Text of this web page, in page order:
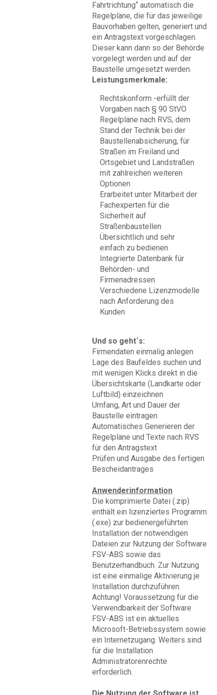
Fahrtrichtung“ automatisch die
Regelpläne, die für das jeweilige
Bauvorhaben gelten, generiert und
ein Antragstext vorgeschlagen.
Dieser kann dann so der Behörde
vorgelegt werden und auf der
Baustelle umgesetzt werden.
Leistungsmerkmale:
Rechtskonform -erfüllt der
Vorgaben nach § 90 StVO
Regelpläne nach RVS, dem
Stand der Technik bei der
Baustellenabsicherung, für
Straßen im Freiland und
Ortsgebiet und Landstraßen
mit zahlreichen weiteren
Optionen
Erarbeitet unter Mitarbeit der
Fachexperten für die
Sicherheit auf
Straßenbaustellen
Übersichtlich und sehr
einfach zu bedienen
Integrierte Datenbank für
Behörden- und
Firmenadressen
Verschiedene Lizenzmodelle
nach Anforderung des
Kunden
Und so geht´s:
Firmendaten einmalig anlegen
Lage des Baufeldes suchen und
mit wenigen Klicks direkt in die
Übersichtskarte (Landkarte oder
Luftbild) einzeichnen
Umfang, Art und Dauer der
Baustelle eintragen
Automatisches Generieren der
Regelpläne und Texte nach RVS
für den Antragstext
Prüfen und Ausgabe des fertigen
Bescheidantrages
Anwenderinformation
Die komprimierte Datei (.zip)
enthält ein lizenziertes Programm
(.exe) zur bedienergeführten
Installation der notwendigen
Dateien zur Nutzung der Software
FSV-ABS sowie das
Benutzerhandbuch. Zur Nutzung
ist eine einmalige Aktivierung je
Installation durchzuführen.
Achtung! Voraussetzung für die
Verwendbarkeit der Software
FSV-ABS ist ein aktuelles
Microsoft-Betriebssystem sowie
ein Internetzugang. Weiters sind
für die Installation
Administratorenrechte
erforderlich.